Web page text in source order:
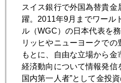
2023
1月 2月 3月
スイス銀行で外国為替貴金
躍。2011年9月までワール
ル（WGC）の日本代表を
リッヒやニューヨークで
もとに、自由な立場から金
経済動向について情報発信
国内第一人者”として金投